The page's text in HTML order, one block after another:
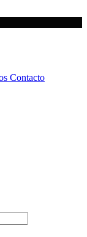
Contacto